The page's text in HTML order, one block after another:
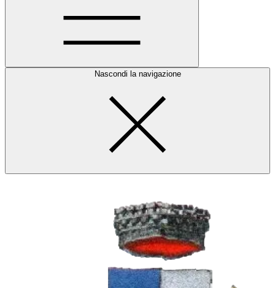
Nascondi la navigazione